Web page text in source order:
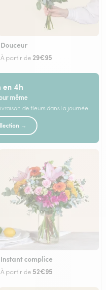
Douceur
À partir de29€95
en 4h
même
de fleurs dans la journée
→
Instant complice
À partir de 52€95